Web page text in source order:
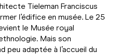
Tieleman Franciscus
l’édifice en musée. Le 25
le Musée royal
Mais son
peu adaptée à l’accueil du